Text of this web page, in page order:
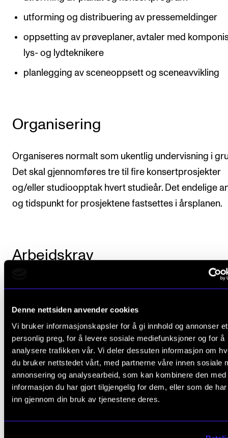
Denne nettsiden anvender cookies
Vi bruker informasjonskapsler for å gi innhold og annonser et
personlig preg, for å levere sosiale mediefunksjoner og for å
analysere trafikken vår. Vi deler dessuten informasjon om
du bruker nettstedet vårt, med partnerne våre innen sosiale
annonsering og analysearbeid, som kan kombinere den med
informasjon du har gjort tilgjengelig for dem, eller som de
inn gjennom din bruk av tjenestene deres.
utforming og distribuering av pressemeldinger
oppsetting av prøveplaner, avtaler med
lys- og lydteknikere
planlegging av sceneoppsett og sceneavvikling
Organisering
Organiseres normalt som ukentlig undervisning i
Det skal gjennomføres tre til fire konsertprosjekter
og/eller studioopptak hvert studieår. Det endelige
og tidspunkt for prosjektene fastsettes i årsplanen.
Arbeidskrav
Det er obligatorisk, aktiv deltagelse i undervisning,
medfører at studenten ikke består emnet
Det er obligatorisk deltagelse på tre til fire konserter
og/eller studioopptak hvert studieår